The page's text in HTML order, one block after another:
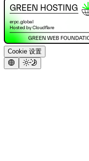
Cookie 设置